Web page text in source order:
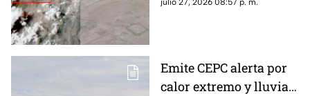
julio 27, 2026 08:57 p. m.
Emite CEPC alerta por
calor extremo y lluvias